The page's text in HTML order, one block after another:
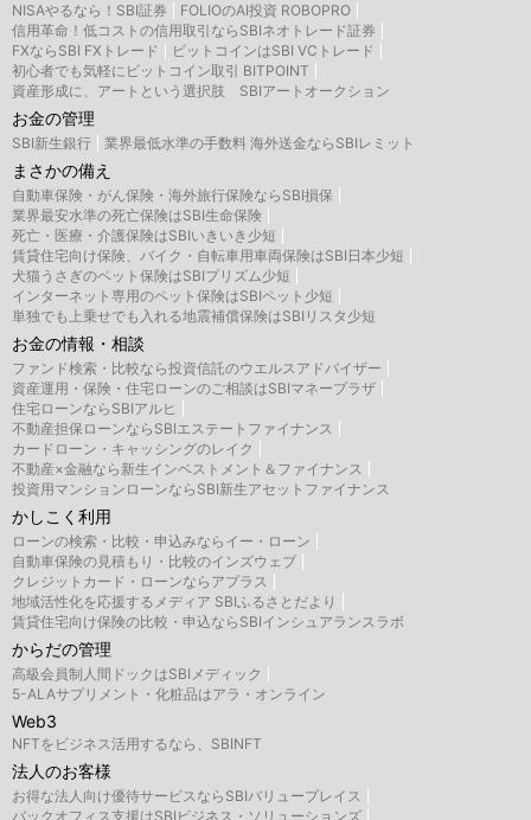
NISAやるなら！SBI証券
FOLIOのAI投資 ROBOPRO
信用革命！低コストの信用取引ならSBIネオトレード証券
FXならSBI FXトレード
ビットコインはSBI VCトレード
初心者でも気軽にビットコイン取引 BITPOINT
資産形成に、アートという選択肢 SBIアートオークション
お金の管理
SBI新生銀行 業界最低水準の手数料 海外送金ならSBIレミット
まさかの備え
自動車保険・がん保険・海外旅行保険ならSBI損保
業界最安水準の死亡保険はSBI生命保険
死亡・医療・介護保険はSBIいきいき少短
賃貸住宅向け保険、バイク・自転車用車両保険はSBI日本少短
犬猫うさぎのペット保険はSBIプリズム少短
インターネット専用のペット保険はSBIペット少短
単独でも上乗せでも入れる地震補償保険はSBIリスタ少短
お金の情報・相談
ファンド検索・比較なら投資信託のウエルスアドバイザー
資産運用・保険・住宅ローンのご相談はSBIマネープラザ
住宅ローンならSBIアルヒ
不動産担保ローンならSBIエステートファイナンス
カードローン・キャッシングのレイク
不動産×金融なら新生インベストメント＆ファイナンス
投資用マンションローンならSBI新生アセットファイナンス
かしこく利用
ローンの検索・比較・申込みならイー・ローン
自動車保険の見積もり・比較のインズウェブ
クレジットカード・ローンならアプラス
地域活性化を応援するメディア SBIふるさとだより
賃貸住宅向け保険の比較・申込ならSBIインシュアランスラボ
からだの管理
高級会員制人間ドックはSBIメディック
5-ALAサプリメント・化粧品はアラ・オンライン
Web3
NFTをビジネス活用するなら、SBINFT
法人のお客様
お得な法人向け優待サービスならSBIバリュープレイス
バックオフィス支援はSBIビジネス・ソリューションズ